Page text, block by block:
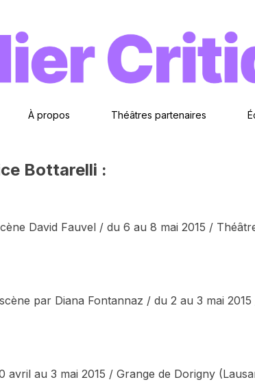
À propos Théâtres partenaires
Bottarelli :
David Fauvel / du 6 au 8 mai 2015 /
par Diana Fontannaz / du 2 au 3 mai
avril au 3 mai 2015 / Grange de Dorigny